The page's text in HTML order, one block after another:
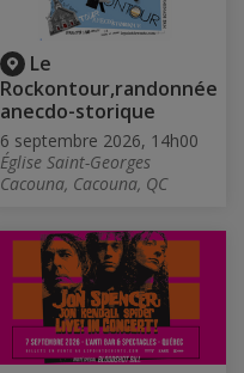
Le
Rockontour,randonnée
anecdo-storique
6 septembre 2026, 14h00
Église Saint-Georges
Cacouna, Cacouna, QC